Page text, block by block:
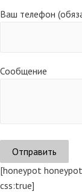
Ваш телефон
Сообщение
[honeypot
css:true]